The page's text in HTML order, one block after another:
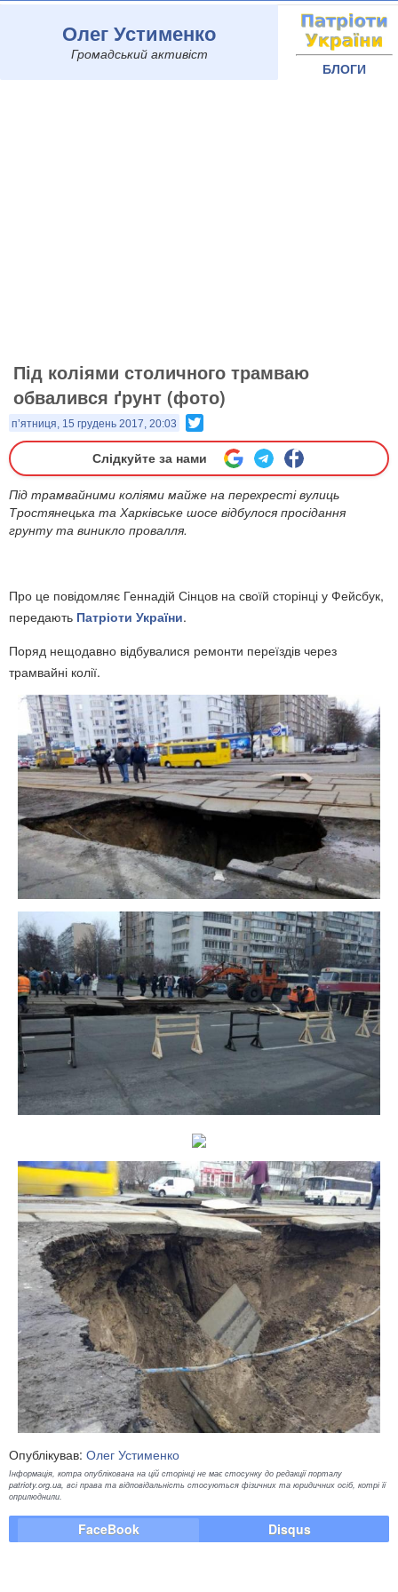
Олег Устименко
Громадський активіст
БЛОГИ
Під коліями столичного трамваю
обвалився ґрунт (фото)
п’ятниця, 15 грудень 2017, 20:03
Слідкуйте за нами
Під трамвайними коліями майже на перехресті вулиць
Тростянецька та Харківське шосе відбулося просідання
грунту та виникло провалля.
Про це повідомляє Геннадій Сінцов на своїй сторінці у Фейсбук,
передають Патріоти України.
Поряд нещодавно відбувалися ремонти переїздів через
трамвайні колії.
Опублікував: Олег Устименко
Інформація, котра опублікована на цій сторінці не має стосунку до редакції порталу
patrioty.org.ua, всі права та відповідальність стосуються фізичних та юридичних осіб, котрі її
оприлюднили.
FaceBook Disqus